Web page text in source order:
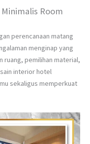
Room
perencanaan matang
menginap yang
ruang, pemilihan material,
interior hotel
sekaligus memperkuat